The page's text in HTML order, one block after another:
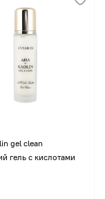
gel clean
гель с кислотами